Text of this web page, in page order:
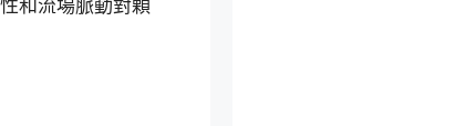
和流場脈動對顆